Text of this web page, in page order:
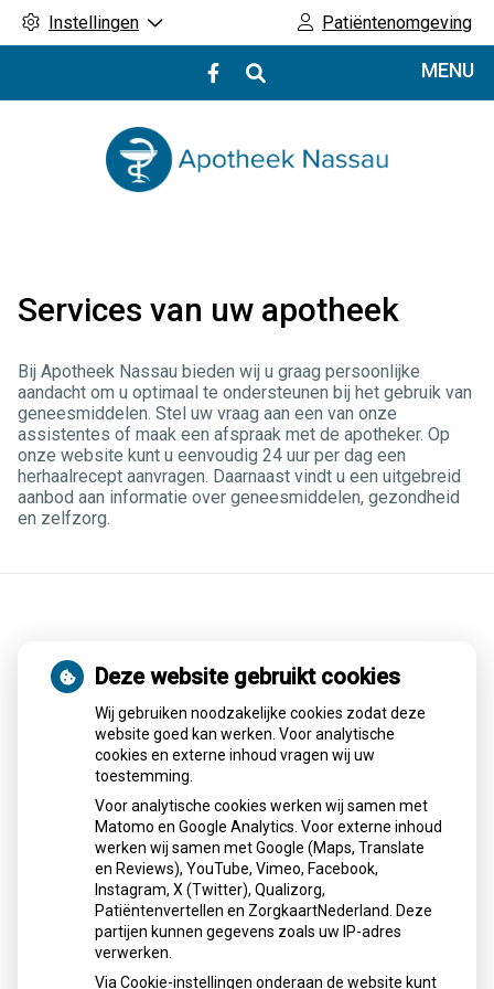
Instellingen Patiëntenomgeving
Bezoek
onze
MENU
Services van uw apotheek
Bij Apotheek Nassau bieden wij u graag persoonlijke
aandacht om u optimaal te ondersteunen bij het gebruik van
geneesmiddelen. Stel uw vraag aan een van onze
assistentes of maak een afspraak met de apotheker. Op
onze website kunt u eenvoudig 24 uur per dag een
herhaalrecept aanvragen. Daarnaast vindt u een uitgebreid
aanbod aan informatie over geneesmiddelen, gezondheid
en zelfzorg.
Schurft sinds corona geen vergeten
ziekte meer: aantal uitbraken fors
gestegen
Sinds corona neemt het aantal schurftuitbraken in
Nederland sterk toe, niet alleen onder studenten maar ook
bij kinderen en ouderen. Het Erasmus MC onderzoekt
oorzaken en nieuwe manieren om schurft sneller op te
sporen, zoals zelftests en betere diagnostiek, om verdere
verspreiding te voorkomen.
Lees het hele artikel op: Nationale zorggids
Publicatiedatum:30-01-2026
Deze website gebruikt cookies
Wij gebruiken noodzakelijke cookies zodat deze
website goed kan werken. Voor analytische
cookies en externe inhoud vragen wij uw
toestemming.
Voor analytische cookies werken wij samen met
Matomo en Google Analytics. Voor externe inhoud
werken wij samen met Google (Maps, Translate
en Reviews), YouTube, Vimeo, Facebook,
Instagram, X (Twitter), Qualizorg,
Patiëntenvertellen en ZorgkaartNederland. Deze
partijen kunnen gegevens zoals uw IP-adres
verwerken.
Via Cookie-instellingen onderaan de website kunt